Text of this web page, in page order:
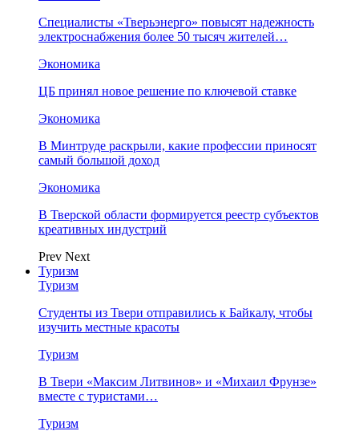
Специалисты «Тверьэнерго» повысят надежность
электроснабжения более 50 тысяч жителей…
Экономика
ЦБ принял новое решение по ключевой ставке
Экономика
В Минтруде раскрыли, какие профессии приносят
самый большой доход
Экономика
В Тверской области формируется реестр субъектов
креативных индустрий
Prev Next
Туризм
Туризм
Студенты из Твери отправились к Байкалу, чтобы
изучить местные красоты
Туризм
В Твери «Максим Литвинов» и «Михаил Фрунзе»
вместе с туристами…
Туризм